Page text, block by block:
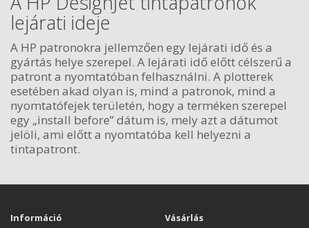
lejárati ideje
A HP patronokra jellemzően egy lejárati idő és a
gyártás helye szerepel. A lejárati idő előtt célszerű a
patront a nyomtatóban felhasználni. A plotterek
esetében akad olyan is, mind a patronok, mind a
nyomtatófejek területén, hogy a terméken szerepel
egy „install before” dátum is, mely azt a dátumot
jelöli, ami előtt a nyomtatóba kell helyezni a
tintapatront.
Információ Vásárlás